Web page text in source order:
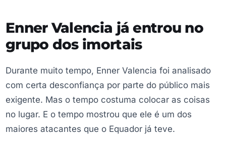
Enner Valencia já entrou no
grupo dos imortais
Durante muito tempo, Enner Valencia foi analisado
com certa desconfiança por parte do público mais
exigente. Mas o tempo costuma colocar as coisas
no lugar. E o tempo mostrou que ele é um dos
maiores atacantes que o Equador já teve.